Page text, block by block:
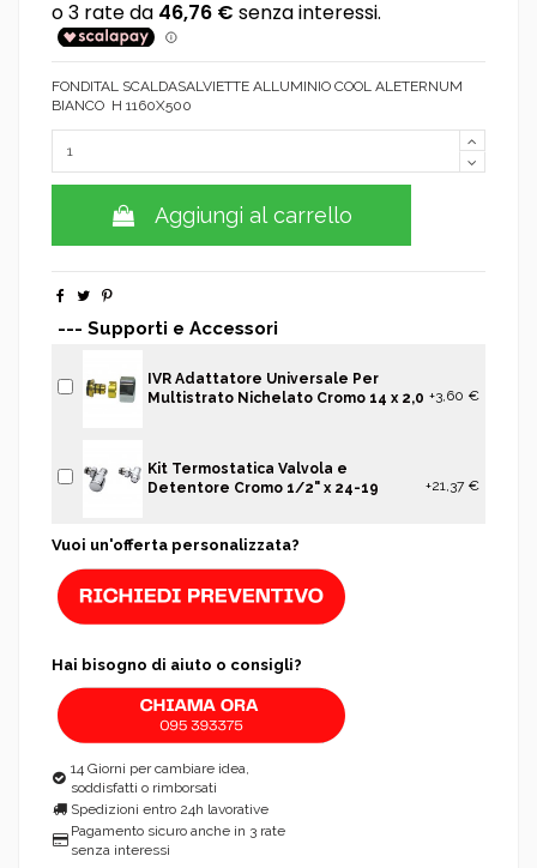
FONDITAL SCALDASALVIETTE ALLUMINIO COOL ALETERNUM
BIANCO H 1160X500
Aggiungi al carrello
--- Supporti e Accessori
IVR Adattatore Universale Per
Multistrato Nichelato Cromo 14 x 2,0 +3,60 €
Kit Termostatica Valvola e
Detentore Cromo 1/2" x 24-19
+21,37 €
Vuoi un'offerta personalizzata?
Hai bisogno di aiuto o consigli?
14 Giorni per cambiare idea,
soddisfatti o rimborsati
Spedizioni entro 24h lavorative
Pagamento sicuro anche in 3 rate
senza interessi